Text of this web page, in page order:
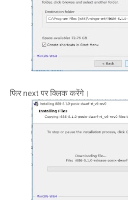
फिर next पर क्लिक करेंगे।